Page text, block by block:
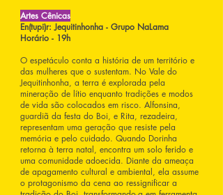
Artes Cênicas
En(tupi)r: Jequitinhonha - Grupo NaLama
Horário - 19h
O espetáculo conta a história de um território e
das mulheres que o sustentam. No Vale do
Jequitinhonha, a terra é explorada pela
mineração de lítio enquanto tradições e modos
de vida são colocados em risco. Alfonsina,
guardiã da festa do Boi, e Rita, rezadeira,
representam uma geração que resiste pela
memória e pelo cuidado. Quando Dorinha
retorna à terra natal, encontra um solo ferido e
uma comunidade adoecida. Diante da ameaça
de apagamento cultural e ambiental, ela assume
o protagonismo da cena ao ressignificar a